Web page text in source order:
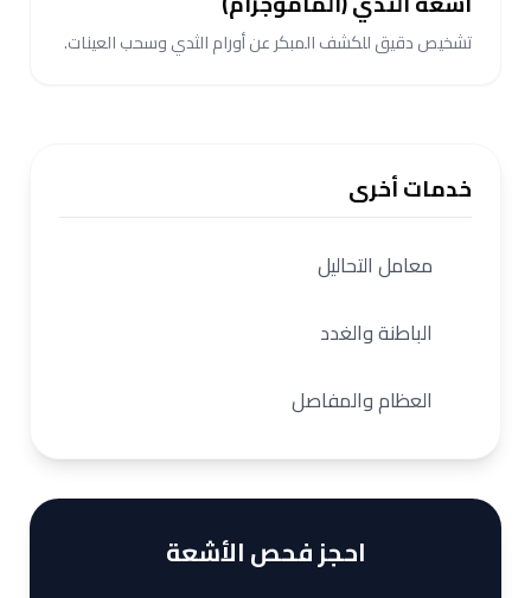
تشخيص دقيق للكشف المبكر عن أورام الثدي وسحب العينات.
خدمات أخرى
معامل التحاليل
الباطنة والغدد
العظام والمفاصل
احجز فحص الأشعة